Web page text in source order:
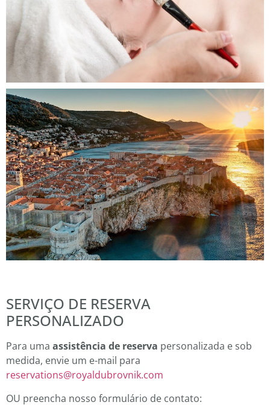
SERVIÇO DE RESERVA
PERSONALIZADO
Para uma assistência de reserva personalizada e sob
medida, envie um e-mail para
reservations@royaldubrovnik.com
OU preencha nosso formulário de contato: